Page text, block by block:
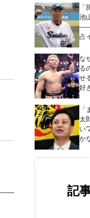
池
――
占
な
る
せ
好
太
い
か
記